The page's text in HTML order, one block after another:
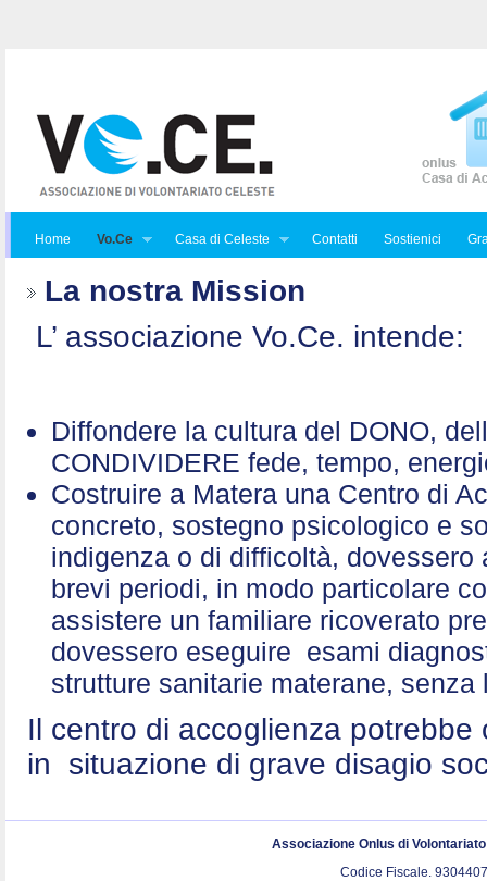
Home Vo.Ce Casa di Celeste Contatti Sostienici
La nostra Mission
L’ associazione Vo.Ce. intende:
Diffondere la cultura del DONO,
CONDIVIDERE fede, tempo,
Costruire a Matera una Centro di
concreto, sostegno psicologico e
indigenza o di difficoltà,
brevi periodi, in modo particolare
assistere un familiare ricoverato
dovessero eseguire esami
strutture sanitarie materane,
Il centro di accoglienza
in situazione di grave disagio
Associazione Onlus di
Codice Fiscale.